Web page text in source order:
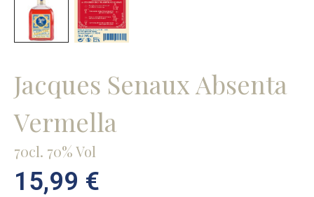
Jacques Senaux Absenta
Vermella
70cl. 70% Vol
15,99 €